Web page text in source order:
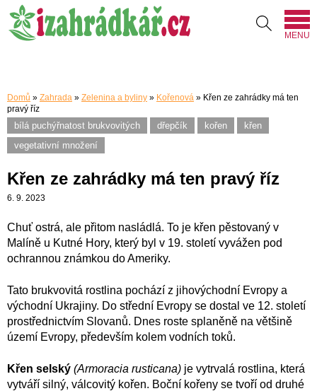
MENU
Domů » Zahrada » Zelenina a byliny » Kořenová » Křen ze zahrádky má ten
pravý říz
bílá puchýřnatost brukvovitých dřepčík kořen
křen
vegetativní množení
Křen ze zahrádky má ten pravý říz
6. 9. 2023
Chuť ostrá, ale přitom nasládlá. To je křen pěstovaný v
Malíně u Kutné Hory, který byl v 19. století vyvážen pod
ochrannou známkou do Ameriky.
Tato brukvovitá rostlina pochází z jihovýchodní Evropy a
východní Ukrajiny. Do střední Evropy se dostal ve 12. století
prostřednictvím Slovanů. Dnes roste splaněně na většině
území Evropy, především kolem vodních toků.
Křen selský (Armoracia rusticana) je vytrvalá rostlina, která
vytváří silný, válcovitý kořen. Boční kořeny se tvoří od druhé